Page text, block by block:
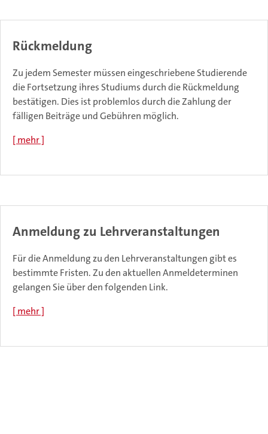
Rückmeldung
Zu jedem Semester müssen eingeschriebene Studierende
die Fortsetzung ihres Studiums durch die Rückmeldung
bestätigen. Dies ist problemlos durch die Zahlung der
fälligen Beiträge und Gebühren möglich.
[ mehr ]
Anmeldung zu Lehrveranstaltungen
Für die Anmeldung zu den Lehrveranstaltungen gibt es
bestimmte Fristen. Zu den aktuellen Anmeldeterminen
gelangen Sie über den folgenden Link.
[ mehr ]